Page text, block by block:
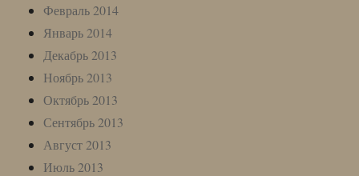
Февраль 2014
Январь 2014
Декабрь 2013
Ноябрь 2013
Октябрь 2013
Сентябрь 2013
Август 2013
Июль 2013